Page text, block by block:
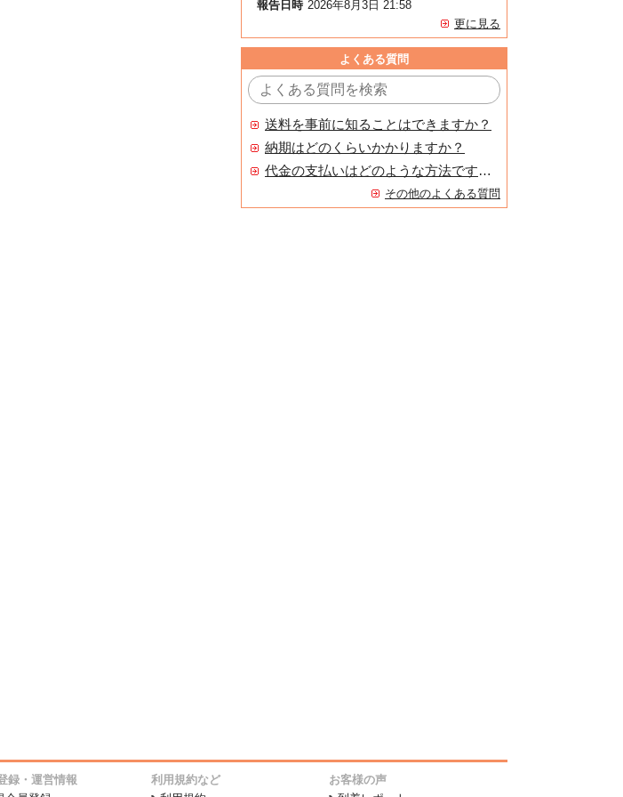
報告日時 2026年8月3日 21:58
更に見る
よくある質問
送料を事前に知ることはできますか？
納期はどのくらいかかりますか？
代金の支払いはどのような方法ですか？
その他のよくある質問
録・運営情報
利用規約など
お客様の声